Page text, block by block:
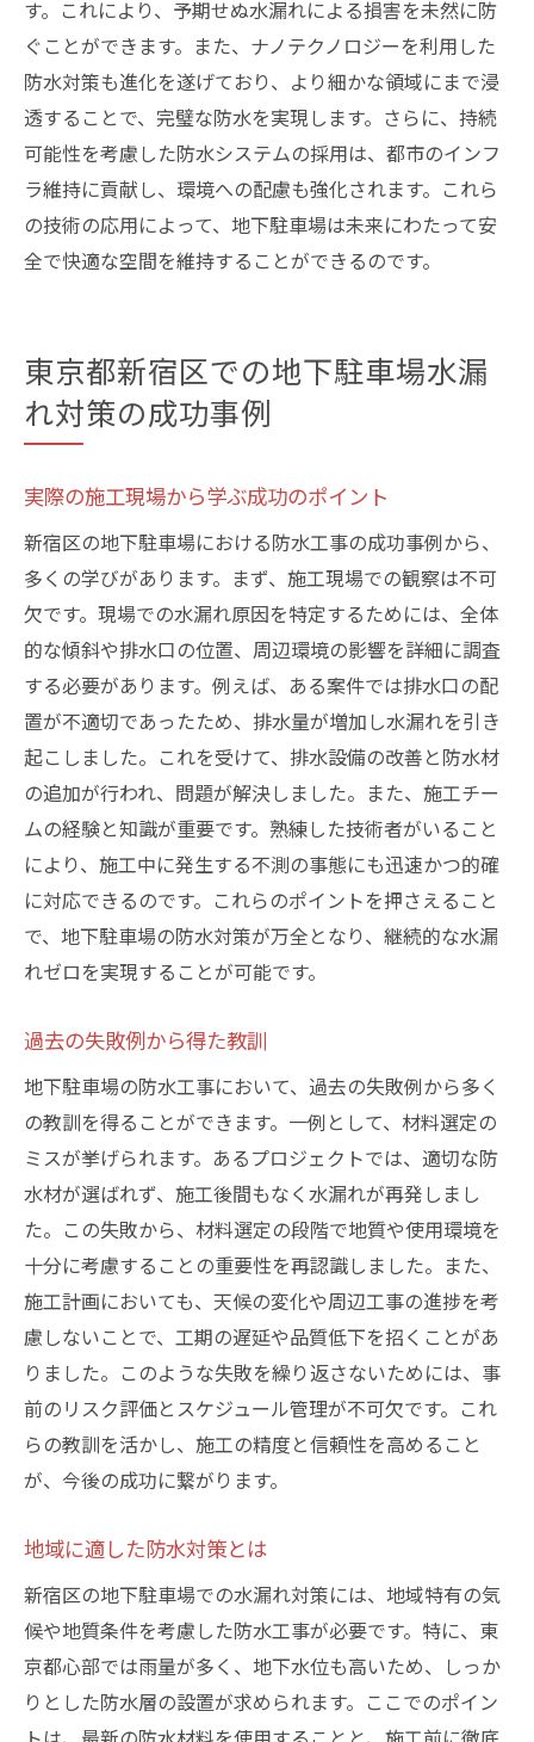
す。これにより、予期せぬ水漏れによる損害を未然に防
ぐことができます。また、ナノテクノロジーを利用した
防水対策も進化を遂げており、より細かな領域にまで浸
透することで、完璧な防水を実現します。さらに、持続
可能性を考慮した防水システムの採用は、都市のインフ
ラ維持に貢献し、環境への配慮も強化されます。これら
の技術の応用によって、地下駐車場は未来にわたって安
全で快適な空間を維持することができるのです。
東京都新宿区での地下駐車場水漏
れ対策の成功事例
実際の施工現場から学ぶ成功のポイント
新宿区の地下駐車場における防水工事の成功事例から、
多くの学びがあります。まず、施工現場での観察は不可
欠です。現場での水漏れ原因を特定するためには、全体
的な傾斜や排水口の位置、周辺環境の影響を詳細に調査
する必要があります。例えば、ある案件では排水口の配
置が不適切であったため、排水量が増加し水漏れを引き
起こしました。これを受けて、排水設備の改善と防水材
の追加が行われ、問題が解決しました。また、施工チー
ムの経験と知識が重要です。熟練した技術者がいること
により、施工中に発生する不測の事態にも迅速かつ的確
に対応できるのです。これらのポイントを押さえること
で、地下駐車場の防水対策が万全となり、継続的な水漏
れゼロを実現することが可能です。
過去の失敗例から得た教訓
地下駐車場の防水工事において、過去の失敗例から多く
の教訓を得ることができます。一例として、材料選定の
ミスが挙げられます。あるプロジェクトでは、適切な防
水材が選ばれず、施工後間もなく水漏れが再発しまし
た。この失敗から、材料選定の段階で地質や使用環境を
十分に考慮することの重要性を再認識しました。また、
施工計画においても、天候の変化や周辺工事の進捗を考
慮しないことで、工期の遅延や品質低下を招くことがあ
りました。このような失敗を繰り返さないためには、事
前のリスク評価とスケジュール管理が不可欠です。これ
らの教訓を活かし、施工の精度と信頼性を高めること
が、今後の成功に繋がります。
地域に適した防水対策とは
新宿区の地下駐車場での水漏れ対策には、地域特有の気
候や地質条件を考慮した防水工事が必要です。特に、東
京都心部では雨量が多く、地下水位も高いため、しっか
りとした防水層の設置が求められます。ここでのポイン